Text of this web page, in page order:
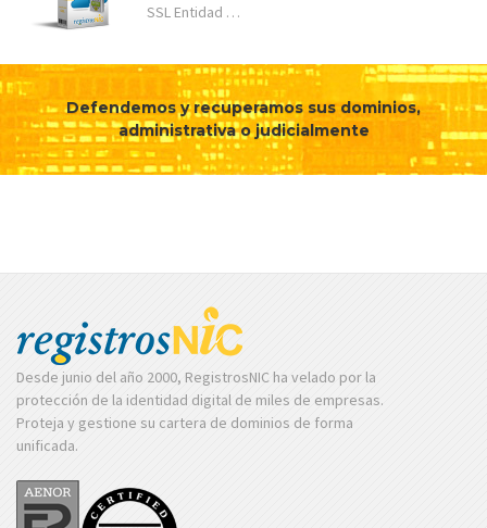
SSL Entidad …
Defendemos y recuperamos sus dominios,
administrativa o judicialmente
Desde junio del año 2000, RegistrosNIC ha velado por la
protección de la identidad digital de miles de empresas.
Proteja y gestione su cartera de dominios de forma
unificada.